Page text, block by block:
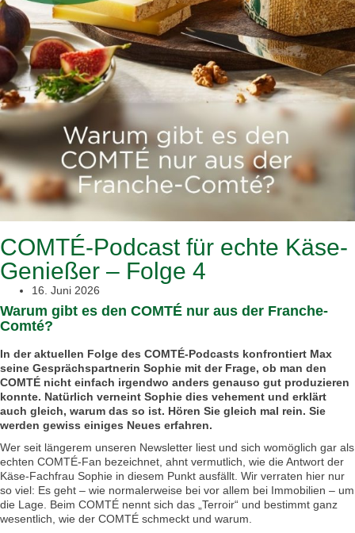
COMTÉ-Podcast für echte Käse-
Genießer – Folge 4
16. Juni 2026
Warum gibt es den COMTÉ nur aus der Franche-
Comté?
In der aktuellen Folge des COMTÉ-Podcasts konfrontiert Max
seine Gesprächspartnerin Sophie mit der Frage, ob man den
COMTÉ nicht einfach irgendwo anders genauso gut produzieren
konnte. Natürlich verneint Sophie dies vehement und erklärt
auch gleich, warum das so ist. Hören Sie gleich mal rein. Sie
werden gewiss einiges Neues erfahren.
Wer seit längerem unseren Newsletter liest und sich womöglich gar als
echten COMTÉ-Fan bezeichnet, ahnt vermutlich, wie die Antwort der
Käse-Fachfrau Sophie in diesem Punkt ausfällt. Wir verraten hier nur
so viel: Es geht – wie normalerweise bei vor allem bei Immobilien – um
die Lage. Beim COMTÉ nennt sich das „Terroir“ und bestimmt ganz
wesentlich, wie der COMTÉ schmeckt und warum.